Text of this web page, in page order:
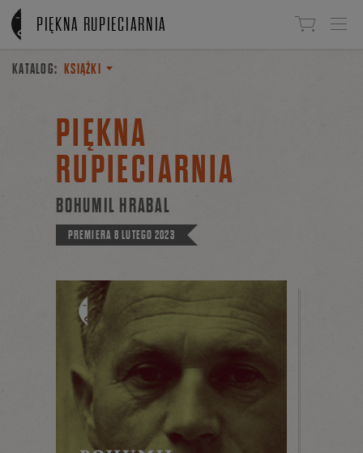
Linki do przejścia
PIĘKNA RUPIECIARNIA
KATALOG: KSIĄŻKI
PIĘKNA
RUPIECIARNIA
BOHUMIL HRABAL
PREMIERA8 LUTEGO 2023